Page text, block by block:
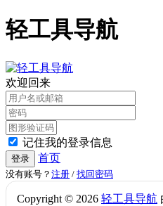
轻工具导航
欢迎回来
记住我的登录信息
登录 首页
没有账号？ 注册 / 找回密码
Copyright © 2026 轻工具导航